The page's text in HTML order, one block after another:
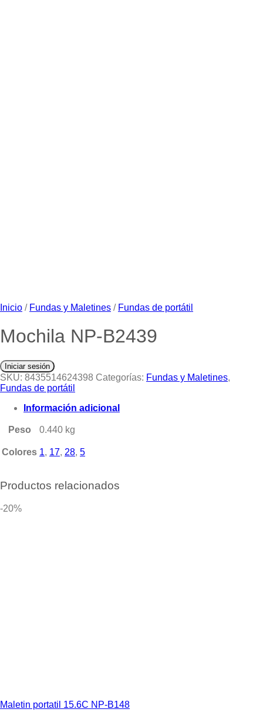
Inicio / Fundas y Maletines / Fundas de portátil
Mochila NP-B2439
Iniciar sesión
SKU: 8435514624398 Categorías: Fundas y Maletines,
Fundas de portátil
Información adicional
Peso 0.440 kg
Colores 1, 17, 28, 5
Productos relacionados
-20%
Maletin portatil 15.6C NP-B148